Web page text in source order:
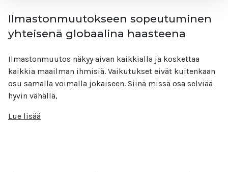
Ilmastonmuutokseen sopeutuminen
yhteisenä globaalina haasteena
Ilmastonmuutos näkyy aivan kaikkialla ja koskettaa
kaikkia maailman ihmisiä. Vaikutukset eivät kuitenkaan
osu samalla voimalla jokaiseen. Siinä missä osa selviää
hyvin vähällä,
Lue lisää